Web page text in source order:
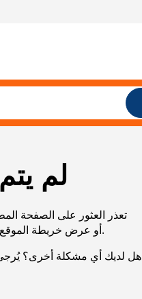
لم
تعذر العثور على الصفحة
URL، أو عرض خريطة الموقع الخاصة بنا لمساعدتك في العثور على ما تريد.
هل لديك أي مشكلة أخرى؟ يُرجى